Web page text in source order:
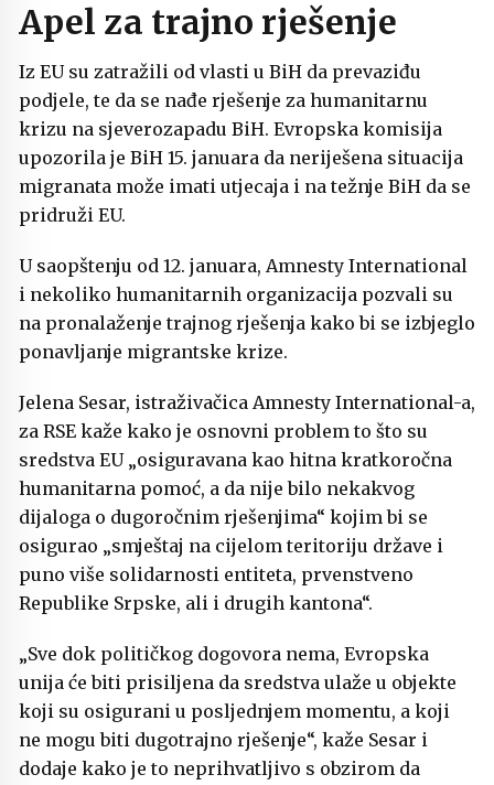
Apel za trajno rješenje
Iz EU su zatražili od vlasti u BiH da prevaziđu
podjele, te da se nađe rješenje za humanitarnu
krizu na sjeverozapadu BiH. Evropska komisija
upozorila je BiH 15. januara da neriješena situacija
migranata može imati utjecaja i na težnje BiH da se
pridruži EU.
U saopštenju od 12. januara, Amnesty International
i nekoliko humanitarnih organizacija pozvali su
na pronalaženje trajnog rješenja kako bi se izbjeglo
ponavljanje migrantske krize.
Jelena Sesar, istraživačica Amnesty International-a,
za RSE kaže kako je osnovni problem to što su
sredstva EU „osiguravana kao hitna kratkoročna
humanitarna pomoć, a da nije bilo nekakvog
dijaloga o dugoročnim rješenjima“ kojim bi se
osigurao „smještaj na cijelom teritoriju države i
puno više solidarnosti entiteta, prvenstveno
Republike Srpske, ali i drugih kantona“.
„Sve dok političkog dogovora nema, Evropska
unija će biti prisiljena da sredstva ulaže u objekte
koji su osigurani u posljednjem momentu, a koji
ne mogu biti dugotrajno rješenje“, kaže Sesar i
dodaje kako je to neprihvatljivo s obzirom da